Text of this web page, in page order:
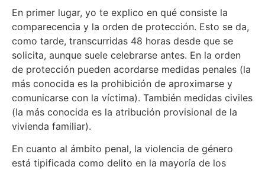
En primer lugar, yo te explico en qué consiste la
comparecencia y la orden de protección. Esto se da,
como tarde, transcurridas 48 horas desde que se
solicita, aunque suele celebrarse antes. En la orden
de protección pueden acordarse medidas penales (la
más conocida es la prohibición de aproximarse y
comunicarse con la víctima). También medidas civiles
(la más conocida es la atribución provisional de la
vivienda familiar).
En cuanto al ámbito penal, la violencia de género
está tipificada como delito en la mayoría de los